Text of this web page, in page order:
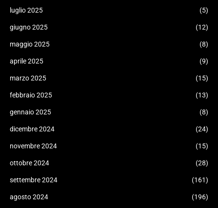
luglio 2025 (5)
giugno 2025 (12)
maggio 2025 (8)
aprile 2025 (9)
marzo 2025 (15)
febbraio 2025 (13)
gennaio 2025 (8)
dicembre 2024 (24)
novembre 2024 (15)
ottobre 2024 (28)
settembre 2024 (161)
agosto 2024 (196)